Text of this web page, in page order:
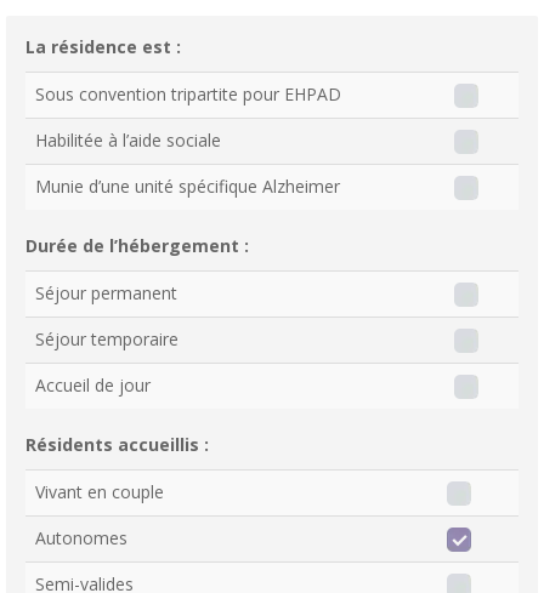
La résidence est :
Sous convention tripartite pour EHPAD
Habilitée à l’aide sociale
Munie d’une unité spécifique Alzheimer
Durée de l’hébergement :
Séjour permanent
Séjour temporaire
Accueil de jour
Résidents accueillis :
Vivant en couple
Autonomes
Semi-valides